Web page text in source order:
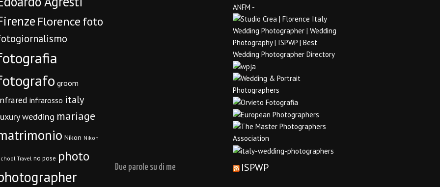
Florencefoto
groom
infrarosso italy
wedding mariage
Nikon Nikon
Travel no pose photo
Due parole su di me ISPWP